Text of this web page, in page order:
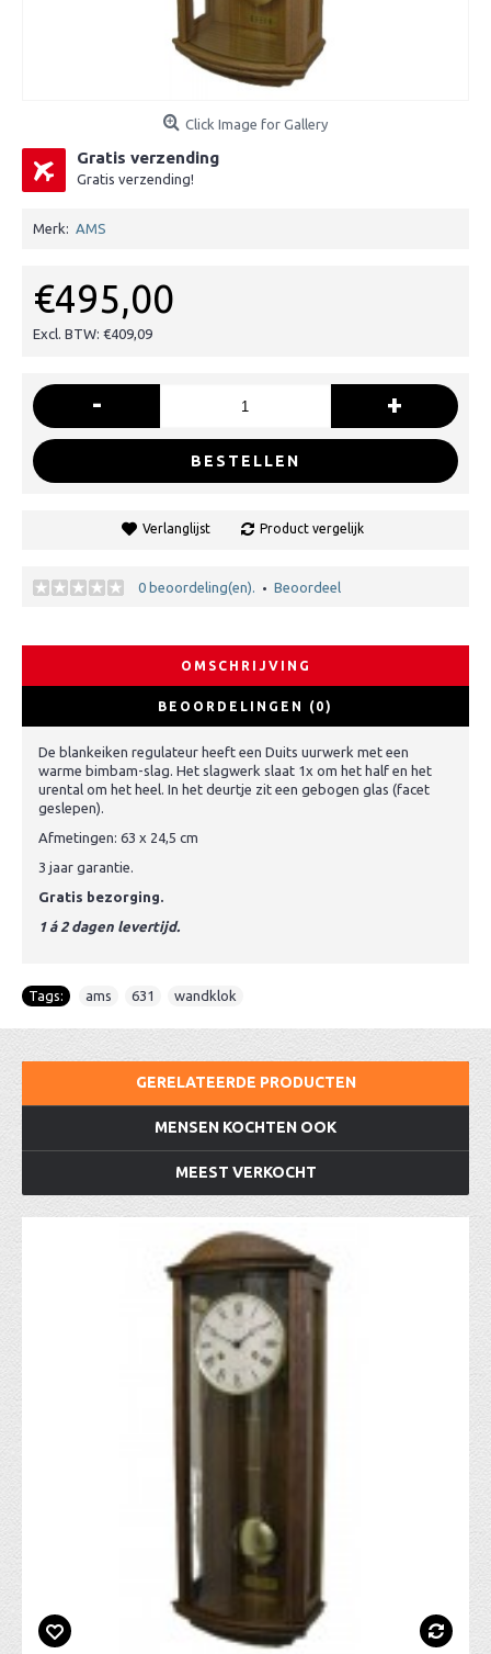
Click Image for Gallery
Gratis verzending
Gratis verzending!
Merk: AMS
€495,00
Excl. BTW: €409,09
- +
BESTELLEN
Verlanglijst Product vergelijk
0 beoordeling(en). • Beoordeel
OMSCHRIJVING
BEOORDELINGEN (0)
De blankeiken regulateur heeft een Duits uurwerk met een
warme bimbam-slag. Het slagwerk slaat 1x om het half en het
urental om het heel. In het deurtje zit een gebogen glas (facet
geslepen).
Afmetingen: 63 x 24,5 cm
3 jaar garantie.
Gratis bezorging.
1 á 2 dagen levertijd.
Tags: ams 631 wandklok
GERELATEERDE PRODUCTEN
MENSEN KOCHTEN OOK
MEEST VERKOCHT